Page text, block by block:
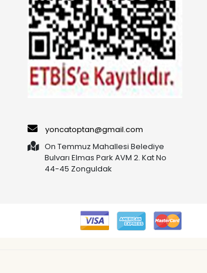
yoncatoptan@gmail.com
On Temmuz Mahallesi Belediye
Bulvarı Elmas Park AVM 2. Kat No
44-45 Zonguldak